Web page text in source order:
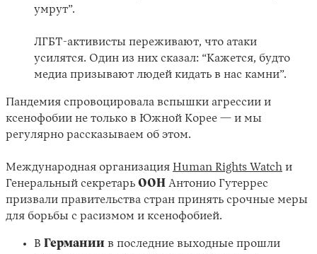
умрут”.
ЛГБТ-активисты переживают, что атаки
усилятся. Один из них сказал: “Кажется, будто
медиа призывают людей кидать в нас камни”.
Пандемия спровоцировала вспышки агрессии и
ксенофобии не только в Южной Корее — и мы
регулярно рассказываем об этом.
Международная организация Human Rights Watch и
Генеральный секретарь ООН Антонио Гутеррес
призвали правительства стран принять срочные меры
для борьбы с расизмом и ксенофобией.
В Германии в последние выходные прошли